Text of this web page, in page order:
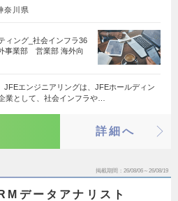
奈川県
ィング_社会インフラ36
事業部 営業部 海外向
JFEエンジニアリングは、JFEホールディン
業として、社会インフラや…
詳細へ
掲載期間 26/08/06～26/08/19
データアナリスト